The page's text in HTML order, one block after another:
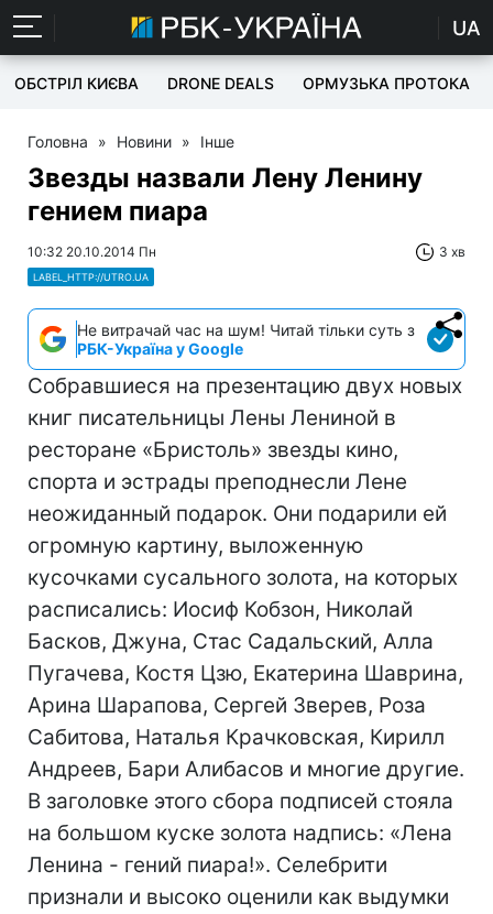
UA
ОБСТРІЛ КИЄВА DRONE DEALS ОРМУЗЬКА ПРОТОКА
Головна » Новини » Інше
Звезды назвали Лену Ленину
гением пиара
10:32 20.10.2014 Пн 3 хв
LABEL_HTTP://UTRO.UA
Не витрачай час на шум! Читай тільки суть з
РБК-Україна у Google
Собравшиеся на презентацию двух новых
книг писательницы Лены Лениной в
ресторане «Бристоль» звезды кино,
спорта и эстрады преподнесли Лене
неожиданный подарок. Они подарили ей
огромную картину, выложенную
кусочками сусального золота, на которых
расписались: Иосиф Кобзон, Николай
Басков, Джуна, Стас Садальский, Алла
Пугачева, Костя Цзю, Екатерина Шаврина,
Арина Шарапова, Сергей Зверев, Роза
Сабитова, Наталья Крачковская, Кирилл
Андреев, Бари Алибасов и многие другие.
В заголовке этого сбора подписей стояла
на большом куске золота надпись: «Лена
Ленина - гений пиара!». Селебрити
признали и высоко оценили как выдумки